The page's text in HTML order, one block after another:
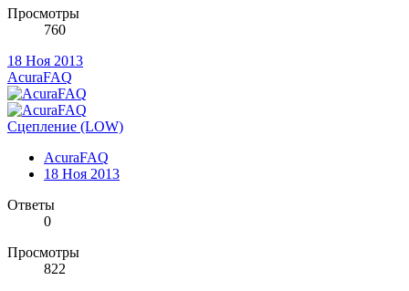
Просмотры
760
18 Ноя 2013
AcuraFAQ
Сцепление (LOW)
AcuraFAQ
18 Ноя 2013
Ответы
0
Просмотры
822